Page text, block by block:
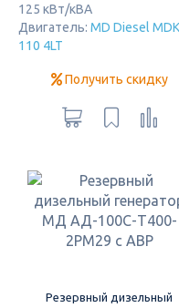
125 кВт/кВА
Двигатель: MD Diesel MDK
110 4LT
Получить скидку
Резервный дизельный